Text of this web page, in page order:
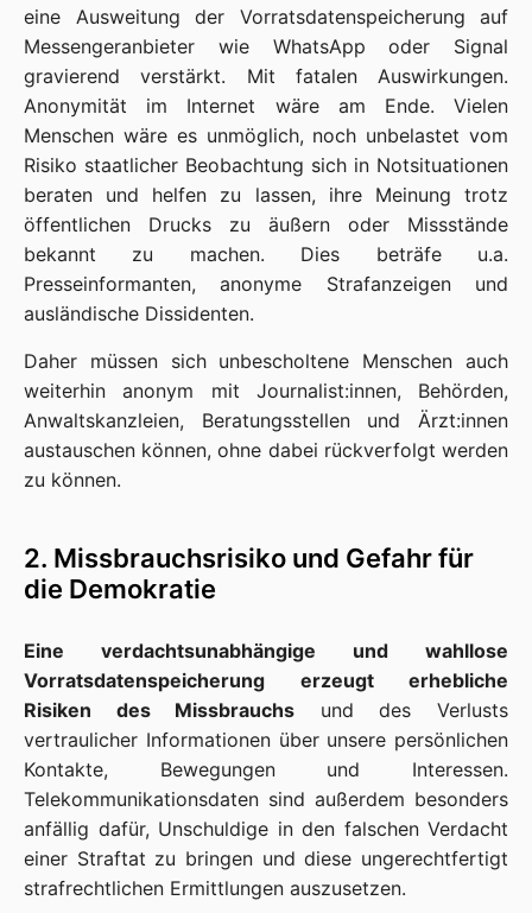
eine Ausweitung der Vorratsdatenspeicherung auf
Messengeranbieter wie WhatsApp oder Signal
gravierend verstärkt. Mit fatalen Auswirkungen.
Anonymität im Internet wäre am Ende. Vielen
Menschen wäre es unmöglich, noch unbelastet vom
Risiko staatlicher Beobachtung sich in Notsituationen
beraten und helfen zu lassen, ihre Meinung trotz
öffentlichen Drucks zu äußern oder Missstände
bekannt zu machen. Dies beträfe u.a.
Presseinformanten, anonyme Strafanzeigen und
ausländische Dissidenten.
Daher müssen sich unbescholtene Menschen auch
weiterhin anonym mit Journalist:innen, Behörden,
Anwaltskanzleien, Beratungsstellen und Ärzt:innen
austauschen können, ohne dabei rückverfolgt werden
zu können.
2. Missbrauchsrisiko und Gefahr für
die Demokratie
Eine verdachtsunabhängige und wahllose
Vorratsdatenspeicherung erzeugt erhebliche
Risiken des Missbrauchs und des Verlusts
vertraulicher Informationen über unsere persönlichen
Kontakte, Bewegungen und Interessen.
Telekommunikationsdaten sind außerdem besonders
anfällig dafür, Unschuldige in den falschen Verdacht
einer Straftat zu bringen und diese ungerechtfertigt
strafrechtlichen Ermittlungen auszusetzen.